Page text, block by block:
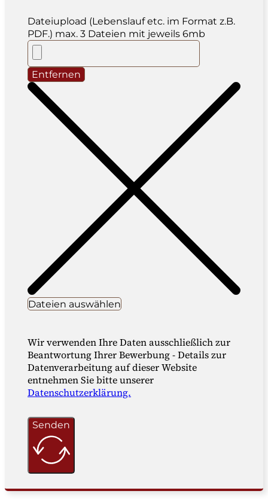
Dateiupload (Lebenslauf etc. im Format z.B.
PDF.) max. 3 Dateien mit jeweils 6mb
Entfernen
Dateien auswählen
Wir verwenden Ihre Daten ausschließlich zur
Beantwortung Ihrer Bewerbung - Details zur
Datenverarbeitung auf dieser Website
entnehmen Sie bitte unserer
Datenschutzerklärung.
Senden